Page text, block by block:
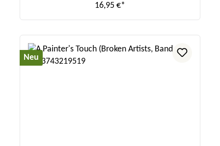
16,95 €*
Neu